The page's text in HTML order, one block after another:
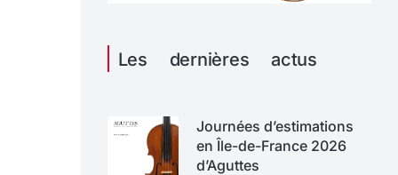
Les dernières actus
Journées d’estimations
en Île-de-France 2026
d’Aguttes